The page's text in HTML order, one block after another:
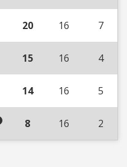
20 16 7
15 16 4
14 16 5
8 16 2